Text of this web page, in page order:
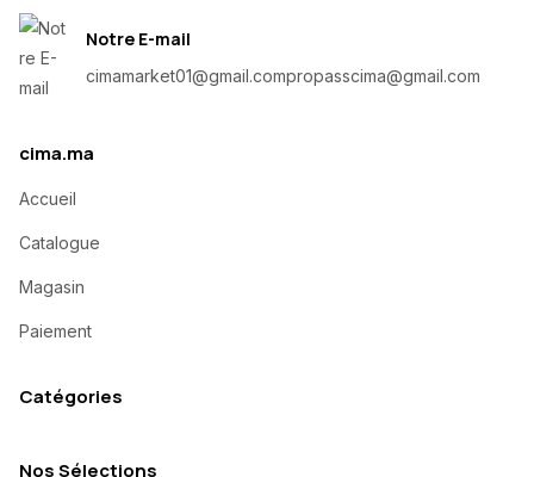
Notre E-mail
cimamarket01@gmail.compropasscima@gmail.com
cima.ma
Accueil
Catalogue
Magasin
Paiement
Catégories
Nos Sélections